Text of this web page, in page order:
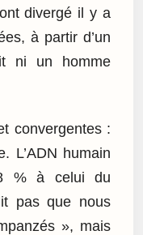
divergé il y a
à partir d’un
ni un homme
convergentes :
L’ADN humain
% à celui du
pas que nous
», mais